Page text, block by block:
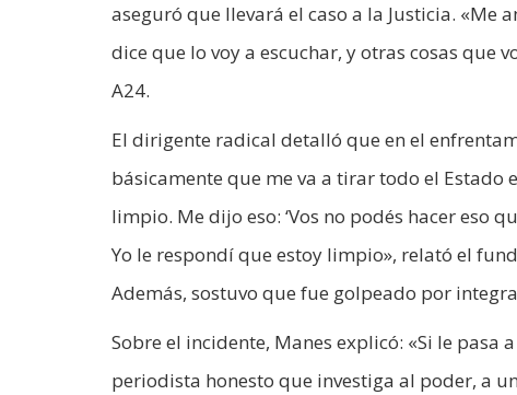
aseguró que llevará el caso a la Justicia. «Me
dice que lo voy a escuchar, y otras cosas que
A24.
El dirigente radical detalló que en el
básicamente que me va a tirar todo el Estado
limpio. Me dijo eso: ‘Vos no podés hacer eso
Yo le respondí que estoy limpio», relató el
Además, sostuvo que fue golpeado por
Sobre el incidente, Manes explicó: «Si le
periodista honesto que investiga al poder, a